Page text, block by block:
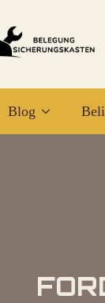
Blog